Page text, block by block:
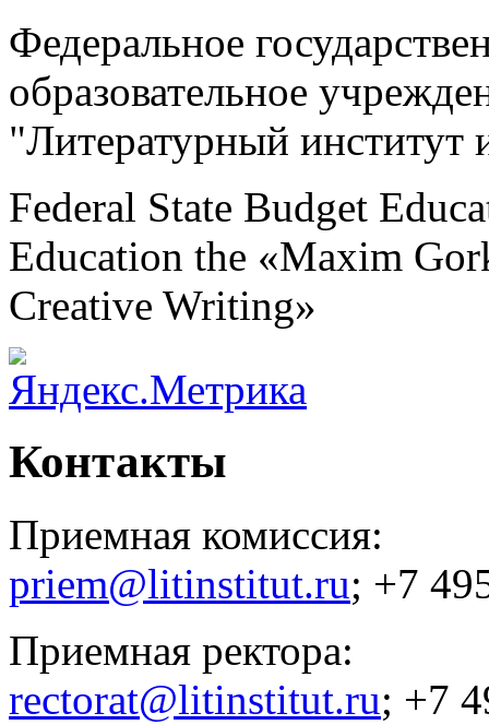
Федеральное
образовательное
"Литературный
Federal State Budget
Education the «Maxim
Creative Writing»
Контакты
Приемная комиссия:
priem@litinstitut.ru; +7
Приемная ректора:
rectorat@litinstitut.ru; +7